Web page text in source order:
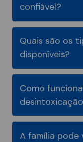
confiável?
Quais são os
disponíveis?
Como
A família pode